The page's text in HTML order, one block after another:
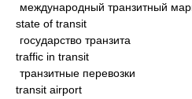
международный транзитный
state of transit
государство транзита
traffic in transit
транзитные перевозки
transit airport